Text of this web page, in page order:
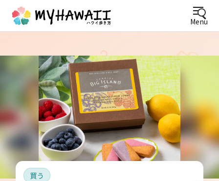
Menu
買う